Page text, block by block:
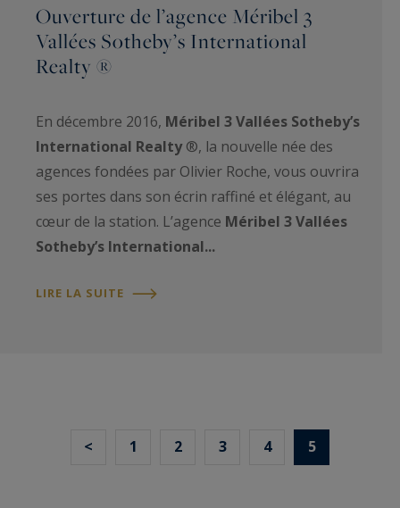
Ouverture de l’agence Méribel 3
Vallées Sotheby’s International
Realty ®
​En décembre 2016, Méribel 3 Vallées Sotheby’s
International Realty®, la nouvelle née des
agences fondées par Olivier Roche, vous ouvrira
ses portes dans son écrin raffiné et élégant, au
cœur de la station. L’agence Méribel 3 Vallées
Sotheby’s International...
LIRE LA SUITE
< 1 2 3 4 5